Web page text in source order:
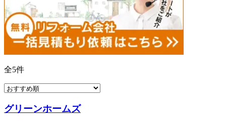
全5件
グリーンホームズ